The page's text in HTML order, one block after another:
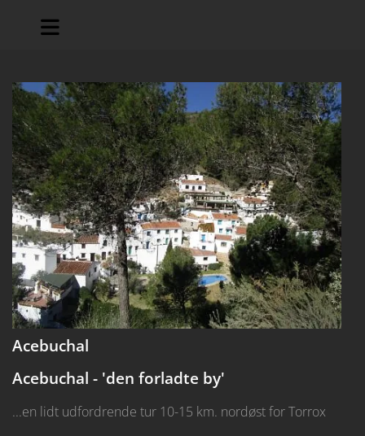
Acebuchal
Acebuchal - 'den forladte by'
...en lidt udfordrende tur 10-15 km. nordøst for Torrox